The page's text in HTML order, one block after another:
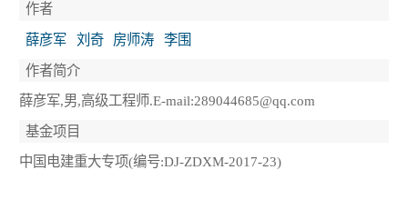
作者
薛彦军
刘奇 房师涛
李围
作者简介
薛彦军,男,高级工程师.E-mail:289044685@qq.com
基金项目
中国电建重大专项(编号:DJ-ZDXM-2017-23)